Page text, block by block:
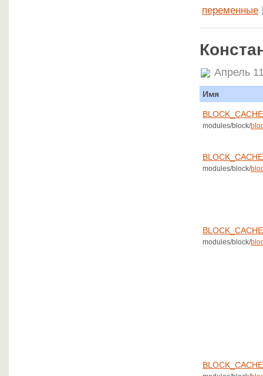
переменные
Апрель
Имя
modules/block/
modules/block/
modules/block/